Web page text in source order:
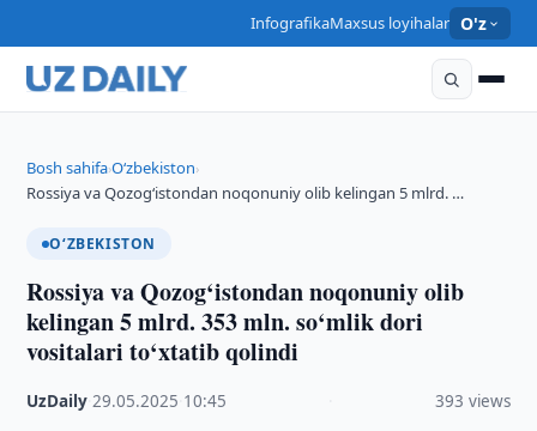
InfografikaMaxsus loyihalar O'z
Bosh sahifa›O‘zbekiston›
Rossiya va Qozog‘istondan noqonuniy olib kelingan 5 mlrd. …
O‘ZBEKISTON
Rossiya va Qozog‘istondan noqonuniy olib
kelingan 5 mlrd. 353 mln. so‘mlik dori
vositalari to‘xtatib qolindi
UzDaily ·29.05.2025 10:45 393 views